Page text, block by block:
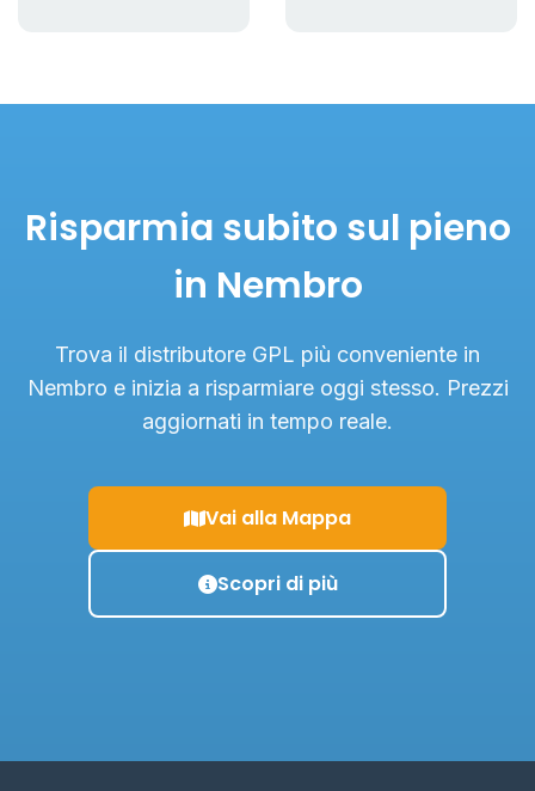
Risparmia subito sul pieno
in Nembro
Trova il distributore GPL più conveniente in
Nembro e inizia a risparmiare oggi stesso. Prezzi
aggiornati in tempo reale.
Vai alla Mappa
Scopri di più